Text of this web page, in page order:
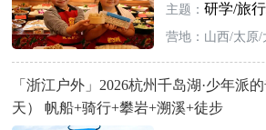
主题： 研学/旅
营地：山西/太原/
「浙江户外」2026杭州千岛湖·少年派
天） 帆船+骑行+攀岩+溯溪+徒步